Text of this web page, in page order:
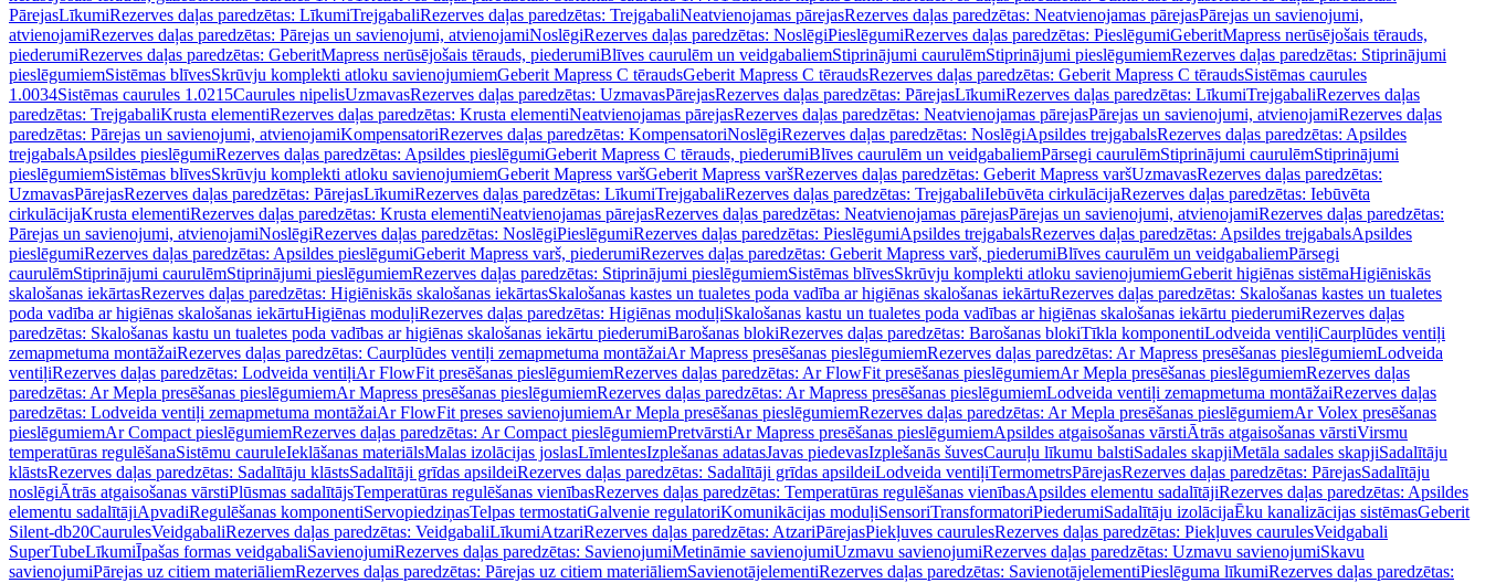
PārejasLīkumiRezerves daļas paredzētas: LīkumiTrejgabaliRezerves daļas paredzētas: TrejgabaliNeatvienojamas pārejasRezerves daļas paredzētas: Neatvienojamas pārejasPārejas un savienojumi,
atvienojamiRezerves daļas paredzētas: Pārejas un savienojumi, atvienojamiNoslēgiRezerves daļas paredzētas: NoslēgiPieslēgumiRezerves daļas paredzētas: PieslēgumiGeberitMapress nerūsējošais tērauds,
piederumiRezerves daļas paredzētas: GeberitMapress nerūsējošais tērauds, piederumiBlīves caurulēm un veidgabaliemStiprinājumi caurulēmStiprinājumi pieslēgumiemRezerves daļas paredzētas: Stiprinājumi
pieslēgumiemSistēmas blīvesSkrūvju komplekti atloku savienojumiemGeberit Mapress C tēraudsGeberit Mapress C tēraudsRezerves daļas paredzētas: Geberit Mapress C tēraudsSistēmas caurules
1.0034Sistēmas caurules 1.0215Caurules nipelisUzmavasRezerves daļas paredzētas: UzmavasPārejasRezerves daļas paredzētas: PārejasLīkumiRezerves daļas paredzētas: LīkumiTrejgabaliRezerves daļas
paredzētas: TrejgabaliKrusta elementiRezerves daļas paredzētas: Krusta elementiNeatvienojamas pārejasRezerves daļas paredzētas: Neatvienojamas pārejasPārejas un savienojumi, atvienojamiRezerves daļas
paredzētas: Pārejas un savienojumi, atvienojamiKompensatoriRezerves daļas paredzētas: KompensatoriNoslēgiRezerves daļas paredzētas: NoslēgiApsildes trejgabalsRezerves daļas paredzētas: Apsildes
trejgabalsApsildes pieslēgumiRezerves daļas paredzētas: Apsildes pieslēgumiGeberit Mapress C tērauds, piederumiBlīves caurulēm un veidgabaliemPārsegi caurulēmStiprinājumi caurulēmStiprinājumi
pieslēgumiemSistēmas blīvesSkrūvju komplekti atloku savienojumiemGeberit Mapress varšGeberit Mapress varšRezerves daļas paredzētas: Geberit Mapress varšUzmavasRezerves daļas paredzētas:
UzmavasPārejasRezerves daļas paredzētas: PārejasLīkumiRezerves daļas paredzētas: LīkumiTrejgabaliRezerves daļas paredzētas: TrejgabaliIebūvēta cirkulācijaRezerves daļas paredzētas: Iebūvēta
cirkulācijaKrusta elementiRezerves daļas paredzētas: Krusta elementiNeatvienojamas pārejasRezerves daļas paredzētas: Neatvienojamas pārejasPārejas un savienojumi, atvienojamiRezerves daļas paredzētas:
Pārejas un savienojumi, atvienojamiNoslēgiRezerves daļas paredzētas: NoslēgiPieslēgumiRezerves daļas paredzētas: PieslēgumiApsildes trejgabalsRezerves daļas paredzētas: Apsildes trejgabalsApsildes
pieslēgumiRezerves daļas paredzētas: Apsildes pieslēgumiGeberit Mapress varš, piederumiRezerves daļas paredzētas: Geberit Mapress varš, piederumiBlīves caurulēm un veidgabaliemPārsegi
caurulēmStiprinājumi caurulēmStiprinājumi pieslēgumiemRezerves daļas paredzētas: Stiprinājumi pieslēgumiemSistēmas blīvesSkrūvju komplekti atloku savienojumiemGeberit higiēnas sistēmaHigiēniskās
skalošanas iekārtasRezerves daļas paredzētas: Higiēniskās skalošanas iekārtasSkalošanas kastes un tualetes poda vadība ar higiēnas skalošanas iekārtuRezerves daļas paredzētas: Skalošanas kastes un tualetes
poda vadība ar higiēnas skalošanas iekārtuHigiēnas moduļiRezerves daļas paredzētas: Higiēnas moduļiSkalošanas kastu un tualetes poda vadības ar higiēnas skalošanas iekārtu piederumiRezerves daļas
paredzētas: Skalošanas kastu un tualetes poda vadības ar higiēnas skalošanas iekārtu piederumiBarošanas blokiRezerves daļas paredzētas: Barošanas blokiTīkla komponentiLodveida ventiļiCaurplūdes ventiļi
zemapmetuma montāžaiRezerves daļas paredzētas: Caurplūdes ventiļi zemapmetuma montāžaiAr Mapress presēšanas pieslēgumiemRezerves daļas paredzētas: Ar Mapress presēšanas pieslēgumiemLodveida
ventiļiRezerves daļas paredzētas: Lodveida ventiļiAr FlowFit presēšanas pieslēgumiemRezerves daļas paredzētas: Ar FlowFit presēšanas pieslēgumiemAr Mepla presēšanas pieslēgumiemRezerves daļas
paredzētas: Ar Mepla presēšanas pieslēgumiemAr Mapress presēšanas pieslēgumiemRezerves daļas paredzētas: Ar Mapress presēšanas pieslēgumiemLodveida ventiļi zemapmetuma montāžaiRezerves daļas
paredzētas: Lodveida ventiļi zemapmetuma montāžaiAr FlowFit preses savienojumiemAr Mepla presēšanas pieslēgumiemRezerves daļas paredzētas: Ar Mepla presēšanas pieslēgumiemAr Volex presēšanas
pieslēgumiemAr Compact pieslēgumiemRezerves daļas paredzētas: Ar Compact pieslēgumiemPretvārstiAr Mapress presēšanas pieslēgumiemApsildes atgaisošanas vārstiĀtrās atgaisošanas vārstiVirsmu
temperatūras regulēšanaSistēmu cauruleIeklāšanas materiālsMalas izolācijas joslasLīmlentesIzplešanas adatasJavas piedevasIzplešanās šuvesCauruļu līkumu balstiSadales skapjiMetāla sadales skapjiSadalītāju
klāstsRezerves daļas paredzētas: Sadalītāju klāstsSadalītāji grīdas apsildeiRezerves daļas paredzētas: Sadalītāji grīdas apsildeiLodveida ventiļiTermometrsPārejasRezerves daļas paredzētas: PārejasSadalītāju
noslēgiĀtrās atgaisošanas vārstiPlūsmas sadalītājsTemperatūras regulēšanas vienībasRezerves daļas paredzētas: Temperatūras regulēšanas vienībasApsildes elementu sadalītājiRezerves daļas paredzētas: Apsildes
elementu sadalītājiApvadiRegulēšanas komponentiServopiedziņasTelpas termostatiGalvenie regulatoriKomunikācijas moduļiSensoriTransformatoriPiederumiSadalītāju izolācijaĒku kanalizācijas sistēmasGeberit
Silent-db20CaurulesVeidgabaliRezerves daļas paredzētas: VeidgabaliLīkumiAtzariRezerves daļas paredzētas: AtzariPārejasPiekļuves caurulesRezerves daļas paredzētas: Piekļuves caurulesVeidgabali
SuperTubeLīkumiĪpašas formas veidgabaliSavienojumiRezerves daļas paredzētas: SavienojumiMetināmie savienojumiUzmavu savienojumiRezerves daļas paredzētas: Uzmavu savienojumiSkavu
savienojumiPārejas uz citiem materiāliemRezerves daļas paredzētas: Pārejas uz citiem materiāliemSavienotājelementiRezerves daļas paredzētas: SavienotājelementiPieslēguma līkumiRezerves daļas paredzētas: